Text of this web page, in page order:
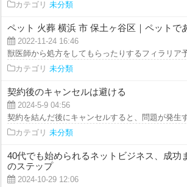
カテゴリ 未分類
ペット 火葬 横浜 市 保土ヶ谷区｜ペットで
2022-11-24 16:46
獣医師から処方をしてもらったりするフィラリア
カテゴリ 未分類
契約後のキャンセルは避ける
2024-5-9 04:56
契約を結んだ後にキャンセルすると、問題が発生
カテゴリ 未分類
40代でも始められるネットビジネス、成功
のステップ
2024-10-29 12:06